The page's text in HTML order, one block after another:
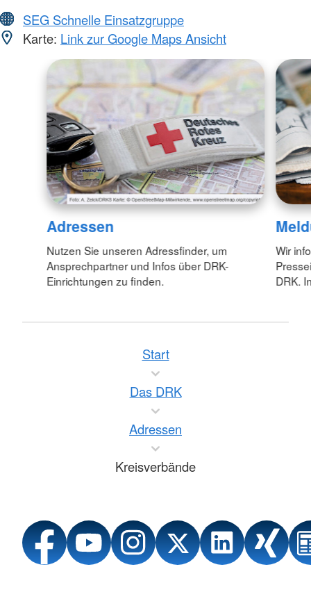
SEG Schnelle Einsatzgruppe
Karte: Link zur Google Maps Ansicht
Adressen
Nutzen Sie unseren Adressfinder, um
Ansprechpartner und Infos über DRK-
Einrichtungen zu finden.
Wir
DRK.
Start
Das DRK
Adressen
Kreisverbände